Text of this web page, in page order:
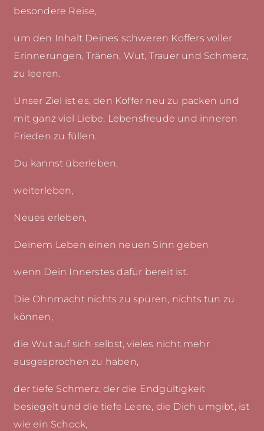
besondere Reise,
um den Inhalt Deines schweren Koffers voller
Erinnerungen, Tränen, Wut, Trauer und Schmerz,
zu leeren.
Unser Ziel ist es, den Koffer neu zu packen und
mit ganz viel Liebe, Lebensfreude und inneren
Frieden zu füllen.
Du kannst überleben,
weiterleben,
Neues erleben,
Deinem Leben einen neuen Sinn geben
wenn Dein Innerstes dafür bereit ist.
Die Ohnmacht nichts zu spüren, nichts tun zu
können,
die Wut auf sich selbst, vieles nicht mehr
ausgesprochen zu haben,
der tiefe Schmerz, der die Endgültigkeit
besiegelt und die tiefe Leere, die Dich umgibt, ist
wie ein Schock,